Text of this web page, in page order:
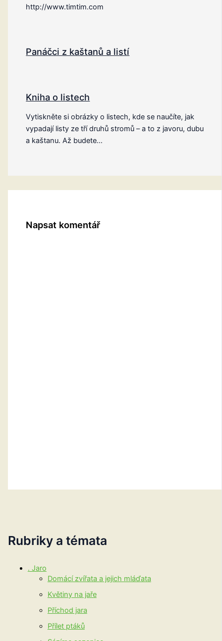
Rubriky a témata
. Jaro
Domácí zvířata a jejich mláďata
Květiny na jaře
Příchod jara
Přílet ptáků
http://www.timtim.com
Panáčci z kaštanů a listí
Kniha o listech
Vytiskněte si obrázky o listech, kde se naučíte, jak
vypadají listy ze tří druhů stromů – a to z javoru, dubu
a kaštanu. Až budete…
Napsat komentář